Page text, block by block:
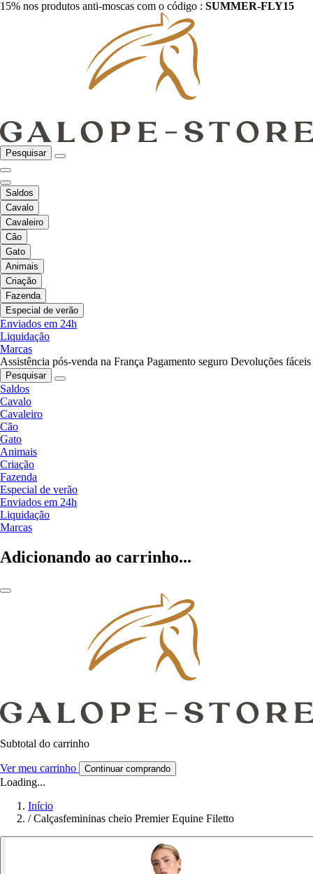
15% nos produtos anti-moscas com o código : SUMMER-FLY15
Pesquisar
Saldos
Cavalo
Cavaleiro
Cão
Gato
Animais
Criação
Fazenda
Especial de verão
Enviados em 24h
Liquidação
Marcas
Assistência pós-venda na França Pagamento seguro Devoluções fáceis
Pesquisar
Saldos
Cavalo
Cavaleiro
Cão
Gato
Animais
Criação
Fazenda
Especial de verão
Enviados em 24h
Liquidação
Marcas
Adicionando ao carrinho...
Subtotal do carrinho
Ver meu carrinho Continuar comprando
Loading...
Início
/ Calçasfemininas cheio Premier Equine Filetto